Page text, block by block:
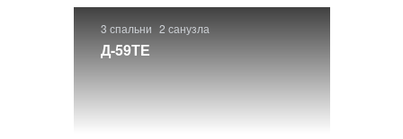
3 спальни 2 санузла
Д-59ТЕ